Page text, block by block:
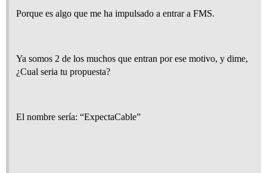
Porque es algo que me ha impulsado a entrar a FMS.
Ya somos 2 de los muchos que entran por ese motivo, y dime,
¿Cual seria tu propuesta?
El nombre sería: “ExpectaCable”